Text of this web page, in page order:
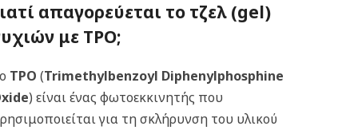
απαγορεύεται το τζελ (gel)
με TPO;
TPO(Trimethylbenzoyl Diphenylphosphine
) είναι ένας φωτοεκκινητής που
για τη σκλήρυνση του υλικού